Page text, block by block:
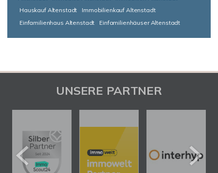
Hauskauf Altenstadt
Immobilienkauf Altenstadt
Einfamilienhaus Altenstadt
Einfamilienhäuser Altenstadt
UNSERE PARTNER